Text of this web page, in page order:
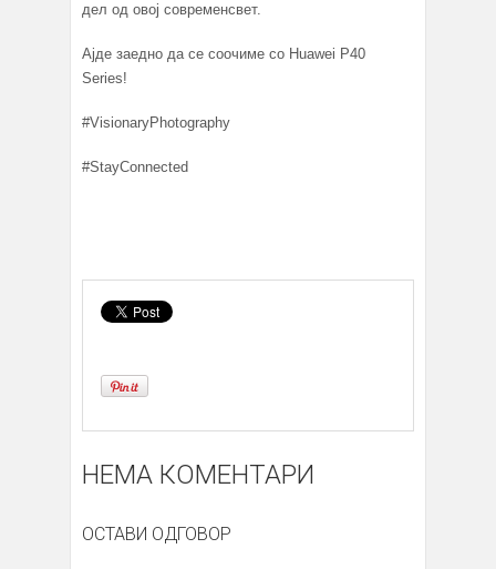
дел од овој современсвет.
Ајде заедно да се соочиме со Huawei P40
Series!
#VisionaryPhotography
#StayConnected
НЕМА КОМЕНТАРИ
ОСТАВИ ОДГОВОР